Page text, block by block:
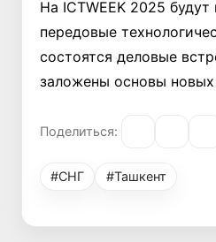
На ICTWEEK 2025 будут
передовые
состоятся деловые
заложены основы новых
Поделиться:
#СНГ #Ташкент